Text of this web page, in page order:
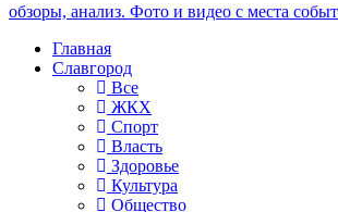
обзоры, анализ. Фото и видео с места
Главная
Славгород
Все
ЖКХ
Спорт
Власть
Здоровье
Культура
Общество